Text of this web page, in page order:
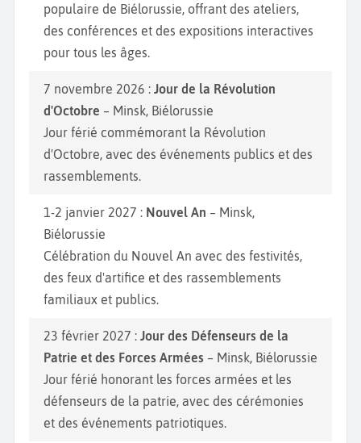
populaire de Biélorussie, offrant des ateliers,
des conférences et des expositions interactives
pour tous les âges.
7 novembre 2026 : Jour de la Révolution
d'Octobre – Minsk, Biélorussie
Jour férié commémorant la Révolution
d'Octobre, avec des événements publics et des
rassemblements.
1-2 janvier 2027 : Nouvel An – Minsk,
Biélorussie
Célébration du Nouvel An avec des festivités,
des feux d'artifice et des rassemblements
familiaux et publics.
23 février 2027 : Jour des Défenseurs de la
Patrie et des Forces Armées – Minsk, Biélorussie
Jour férié honorant les forces armées et les
défenseurs de la patrie, avec des cérémonies
et des événements patriotiques.